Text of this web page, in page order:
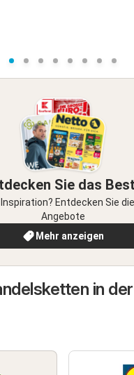
Sie das
Entdecken Sie
Angebote
Mehr anzeigen
in